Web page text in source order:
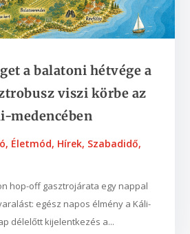
a balatoni hétvége a
viszi körbe az
medencében
, Életmód, Hírek, Szabadidő,
hop-off gasztrojárata egy nappal
egész napos élmény a Káli-
délelőtt kijelentkezés a...